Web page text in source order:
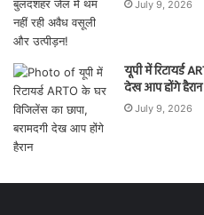
July 9, 2026
यूपी में रिटायर्ड
देख आप होंगे हैरान
July 9, 2026